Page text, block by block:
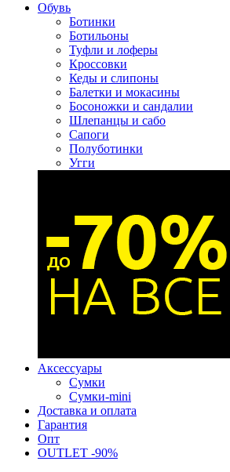
Обувь
Ботинки
Ботильоны
Туфли и лоферы
Кроссовки
Кеды и слипоны
Балетки и мокасины
Босоножки и сандалии
Шлепанцы и сабо
Сапоги
Полуботинки
Угги
Аксессуары
Сумки
Сумки-mini
Доставка и оплата
Гарантия
Опт
OUTLET -90%